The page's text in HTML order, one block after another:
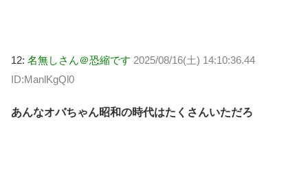
12: 名無しさん＠恐縮です 2025/08/16(土) 14:10:36.44
ID:ManlKgQl0
あんなオバちゃん昭和の時代はたくさんいただろ